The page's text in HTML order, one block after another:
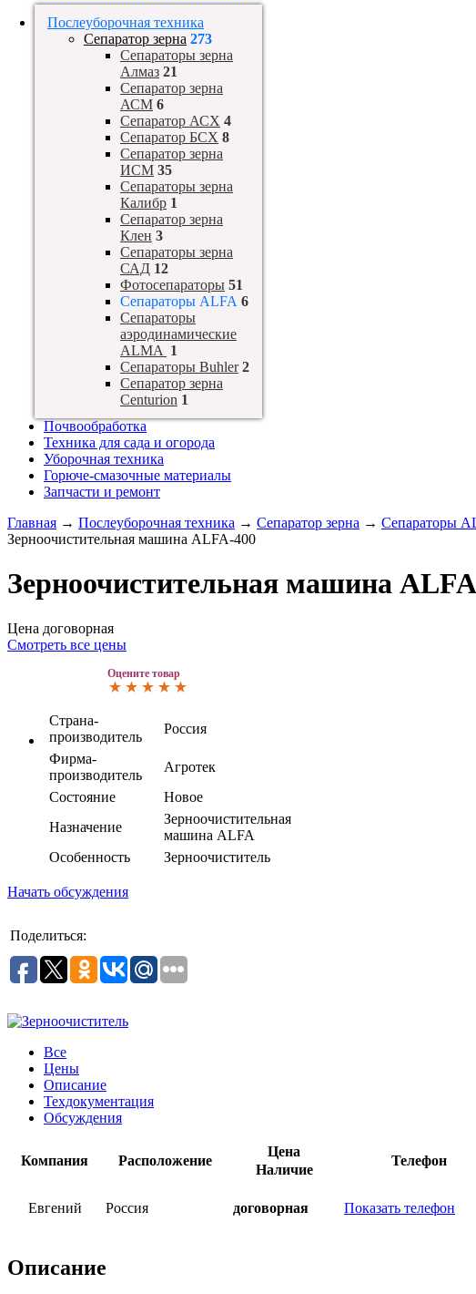
Послеуборочная техника
Сепаратор зерна 273
Сепараторы зерна
Алмаз 21
Сепаратор зерна
АСМ 6
Сепаратор АСХ 4
Сепаратор БСХ 8
Сепаратор зерна
ИСМ 35
Сепараторы зерна
Калибр 1
Сепаратор зерна
Клен 3
Сепараторы зерна
САД 12
Фотосепараторы 51
Сепараторы ALFA 6
Сепараторы
аэродинамические
ALMA 1
Сепараторы Buhler 2
Сепаратор зерна
Centurion 1
Почвообработка
Техника для сада и огорода
Уборочная техника
Горюче-смазочные материалы
Запчасти и ремонт
Главная → Послеуборочная техника → Сепаратор зерна → Сепараторы
Зерноочистительная машина ALFA-400
Зерноочистительная машина
Цена договорная
Смотреть все цены
Оцените товар
Страна-
производитель
Россия
Фирма-
производитель
Агротек
Состояние
Новое
Назначение
Зерноочистительная
машина ALFA
Особенность
Зерноочиститель
Начать обсуждения
Поделиться:
Все
Цены
Описание
Техдокументация
Обсуждения
Компания Расположение
Цена
Наличие
Телефон
Евгений Россия договорная Показать телефон
Описание